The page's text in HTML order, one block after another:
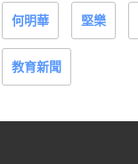
何明華 堅樂
教育新聞